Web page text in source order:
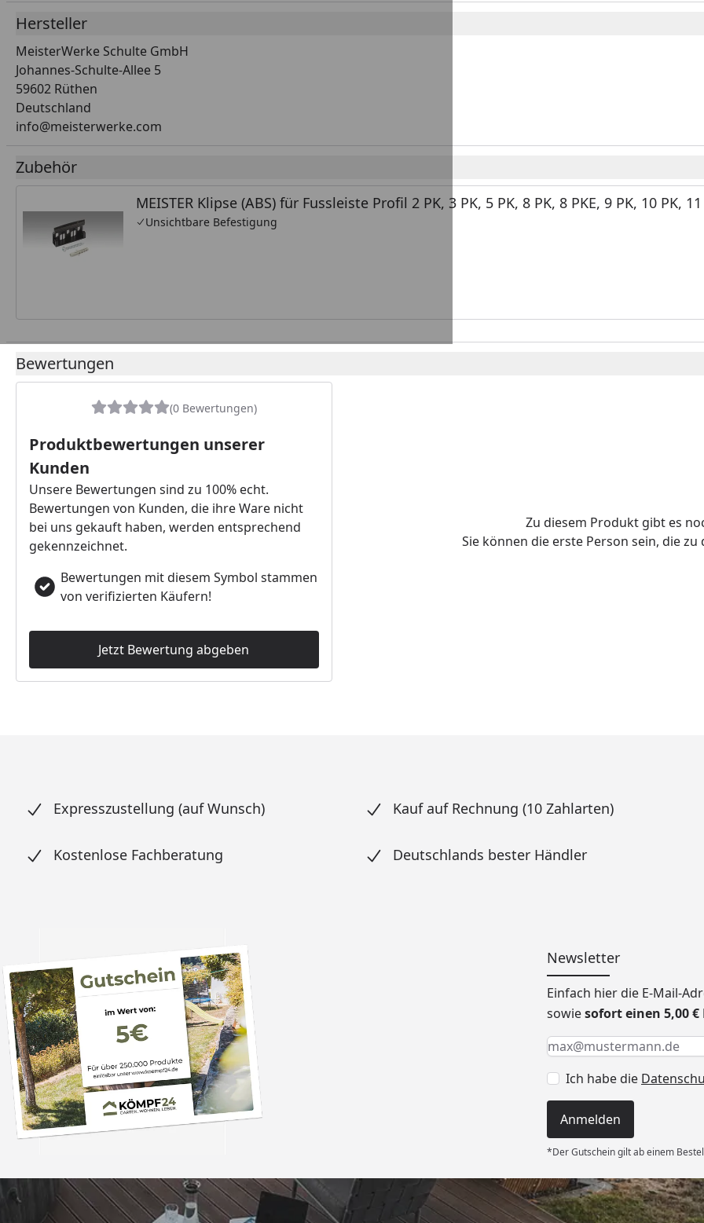
Hersteller
MeisterWerke Schulte GmbH
Johannes-Schulte-Allee 5
59602 Rüthen
Deutschland
info@meisterwerke.com
Zubehör
MEISTER Klipse (ABS) für Fussleiste Profil 2 PK, 3 PK, 5 PK, 8 PK, 8 PKE, 9 PK, 10 PK,
Unsichtbare Befestigung
Bewertungen
(0 Bewertungen)
Produktbewertungen unserer
Kunden
Unsere Bewertungen sind zu 100% echt.
Bewertungen von Kunden, die ihre Ware nicht
bei uns gekauft haben, werden entsprechend
gekennzeichnet.
Bewertungen mit diesem Symbol stammen
von verifizierten Käufern!
Jetzt Bewertung abgeben
Zu diesem Produkt gibt es
Sie können die erste Person sein, die
Expresszustellung (auf Wunsch) Kauf auf Rechnung (10 Zahlarten)
Kostenlose Fachberatung Deutschlands bester Händler
Newsletter
Einfach hier die E-Mail-
sowiesofort einen 5,00
Keine Eingabe erforderlich
Eingabe erforderlich
E-Mail *
Ich habe die
Anmelden
*Der Gutschein gilt ab einem